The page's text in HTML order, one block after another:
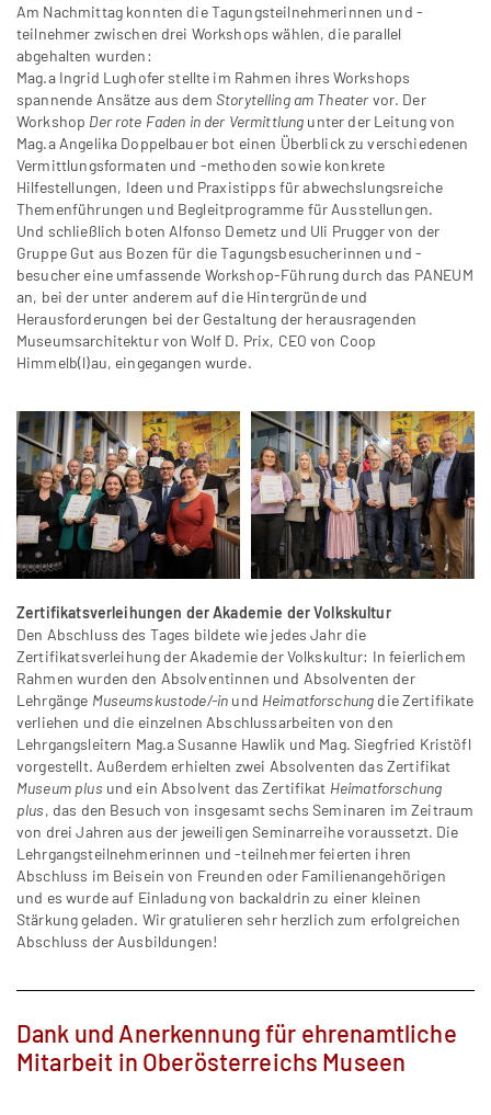
Am Nachmittag konnten die Tagungsteilnehmerinnen und -
teilnehmer zwischen drei Workshops wählen, die parallel
abgehalten wurden:
Mag.a Ingrid Lughofer stellte im Rahmen ihres Workshops
spannende Ansätze aus dem Storytelling am Theatervor. Der
Workshop Der rote Faden in der Vermittlung unter der Leitung von
Mag.a Angelika Doppelbauer bot einen Überblick zu verschiedenen
Vermittlungsformaten und -methoden sowie konkrete
Hilfestellungen, Ideen und Praxistipps für abwechslungsreiche
Themenführungen und Begleitprogramme für Ausstellungen.
Und schließlich boten Alfonso Demetz und Uli Prugger von der
Gruppe Gut aus Bozen für die Tagungsbesucherinnen und -
besucher eine umfassende Workshop-Führung durch das PANEUM
an, bei der unter anderem auf die Hintergründe und
Herausforderungen bei der Gestaltung der herausragenden
Museumsarchitektur von Wolf D. Prix, CEO von Coop
Himmelb(l)au, eingegangen wurde.
Zertifikatsverleihungen der Akademie der Volkskultur
Den Abschluss des Tages bildete wie jedes Jahr die
Zertifikatsverleihung der Akademie der Volkskultur: In feierlichem
Rahmen wurden den Absolventinnen und Absolventen der
Lehrgänge Museumskustode/-in und Heimatforschung die Zertifikate
verliehen und die einzelnen Abschlussarbeiten von den
Lehrgangsleitern Mag.a Susanne Hawlik und Mag. Siegfried Kristöfl
vorgestellt. Außerdem erhielten zwei Absolventen das Zertifikat
Museum plusund ein Absolvent das Zertifikat Heimatforschung
plus, das den Besuch von insgesamt sechs Seminaren im Zeitraum
von drei Jahren aus der jeweiligen Seminarreihe voraussetzt. Die
Lehrgangsteilnehmerinnen und -teilnehmer feierten ihren
Abschluss im Beisein von Freunden oder Familienangehörigen
und es wurde auf Einladung von backaldrin zu einer kleinen
Stärkung geladen. Wir gratulieren sehr herzlich zum erfolgreichen
Abschluss der Ausbildungen!
Dank und Anerkennung für ehrenamtliche
Mitarbeit in Oberösterreichs Museen